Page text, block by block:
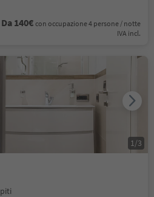
Da 140€ con occupazione 4 persone / notte
IVA incl.
1/3